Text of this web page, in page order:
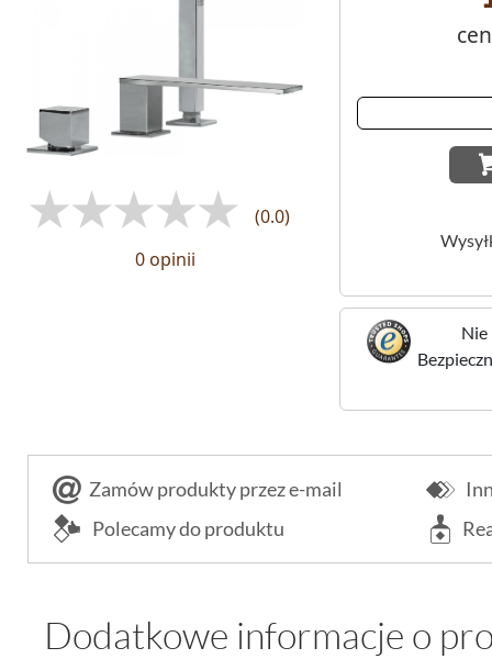
(0.0)
0 opinii
Nie
Zamów produkty przez e-mail
Polecamy do produktu
Dodatkowe informacje o